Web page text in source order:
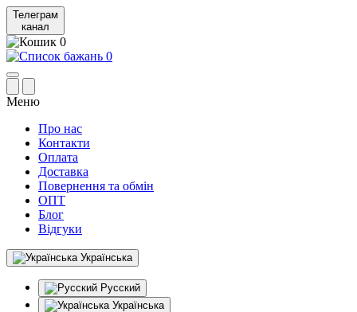
Телеграм
канал
0
0
Меню
Про нас
Контакти
Оплата
Доставка
Повернення та обмін
ОПТ
Блог
Відгуки
Українська
Русский
Українська